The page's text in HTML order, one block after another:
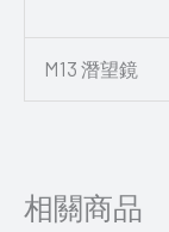
M13 潛望鏡
相關商品